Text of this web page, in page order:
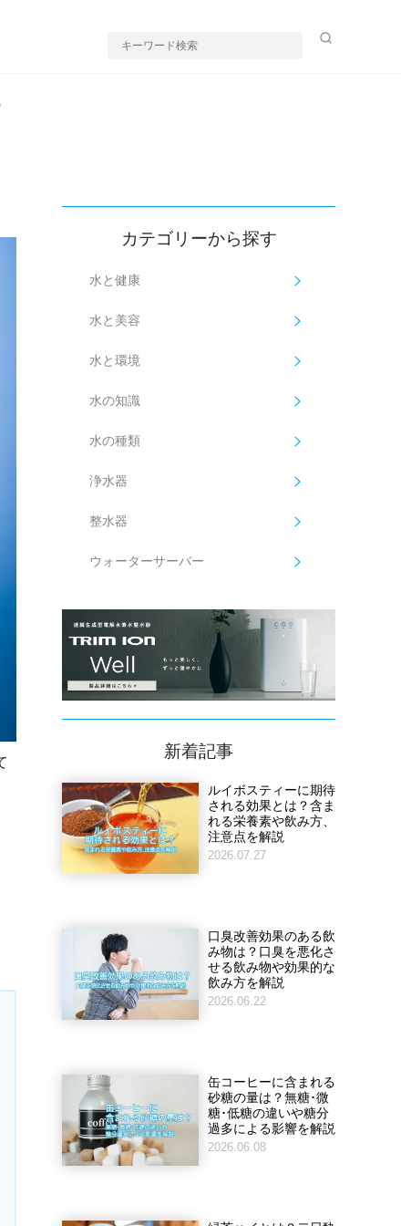
カテゴリーから探す
水と健康
水と美容
水と環境
水の知識
水の種類
浄水器
整水器
ウォーターサーバー
新着記事
ルイボスティーに期待
される効果とは？含ま
れる栄養素や飲み方、
注意点を解説
2026.07.27
口臭改善効果のある飲
み物は？口臭を悪化さ
せる飲み物や効果的な
飲み方を解説
2026.06.22
缶コーヒーに含まれる
砂糖の量は？無糖･微
糖･低糖の違いや糖分
過多による影響を解説
2026.06.08